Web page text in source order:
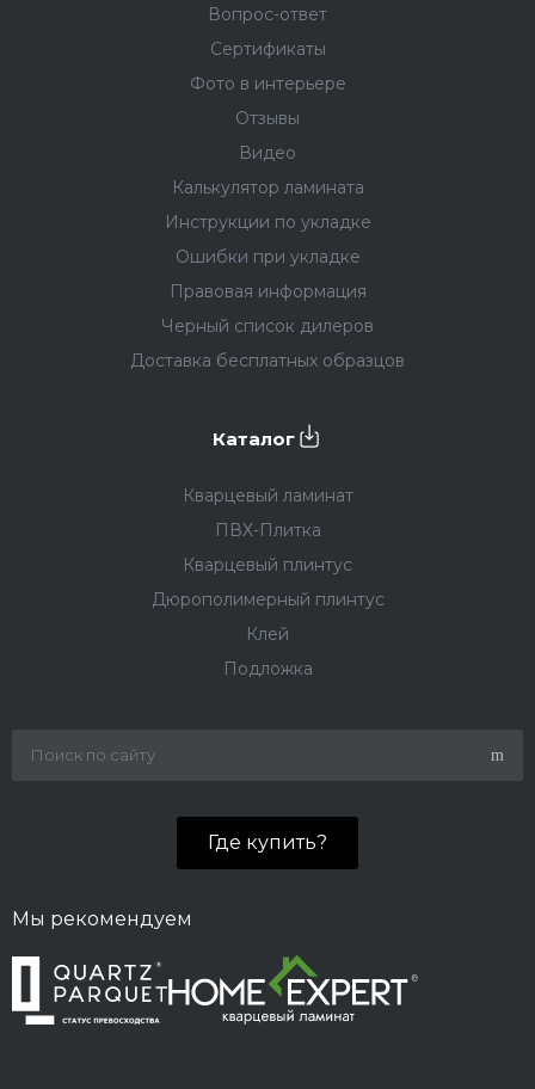
Вопрос-ответ
Сертификаты
Фото в интерьере
Отзывы
Видео
Калькулятор ламината
Инструкции по укладке
Ошибки при укладке
Правовая информация
Черный список дилеров
Доставка бесплатных образцов
Каталог
Кварцевый ламинат
ПВХ-Плитка
Кварцевый плинтус
Дюрополимерный плинтус
Клей
Подложка
Где купить?
Мы рекомендуем